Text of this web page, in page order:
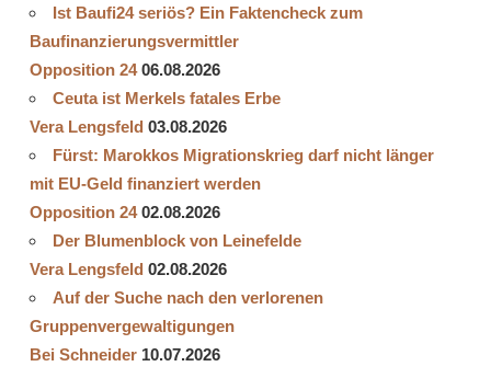
Ist Baufi24 seriös? Ein Faktencheck zum
Baufinanzierungsvermittler
Opposition 24 06.08.2026
Ceuta ist Merkels fatales Erbe
Vera Lengsfeld 03.08.2026
Fürst: Marokkos Migrationskrieg darf nicht länger
mit EU-Geld finanziert werden
Opposition 24 02.08.2026
Der Blumenblock von Leinefelde
Vera Lengsfeld 02.08.2026
Auf der Suche nach den verlorenen
Gruppenvergewaltigungen
Bei Schneider 10.07.2026